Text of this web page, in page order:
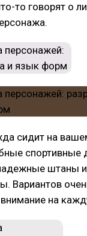
то говорят о
сидит на
спортивные
штаны
Вариантов
на